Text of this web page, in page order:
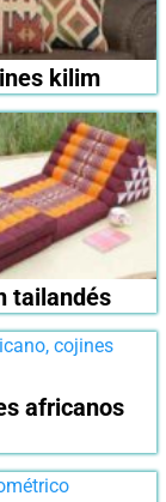
kilim
tailandés
africanos